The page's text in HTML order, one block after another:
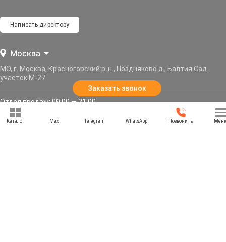
Москва
МО, г. Москва, Красногорский р-н., Поздняково д., Балтия Сад
участок М-27
Отдел продаж: 09:00 — 21:00
Служба доставки: 09:00 — 21:00
Написать директору
Заказать звонок
Каталог Max Telegram WhatsApp Позвонить